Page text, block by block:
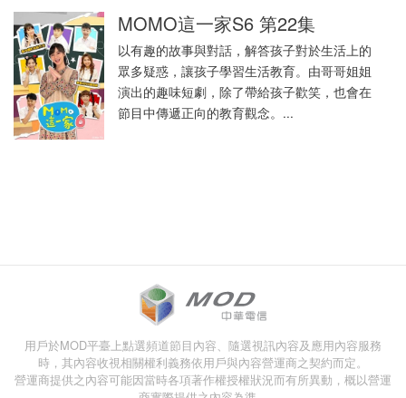
MOMO這一家S6 第22集
以有趣的故事與對話，解答孩子對於生活上的
眾多疑惑，讓孩子學習生活教育。由哥哥姐姐
演出的趣味短劇，除了帶給孩子歡笑，也會在
節目中傳遞正向的教育觀念。...
用戶於MOD平臺上點選頻道節目內容、隨選視訊內容及應用內容服務
時，其內容收視相關權利義務依用戶與內容營運商之契約而定。
營運商提供之內容可能因當時各項著作權授權狀況而有所異動，概以營運